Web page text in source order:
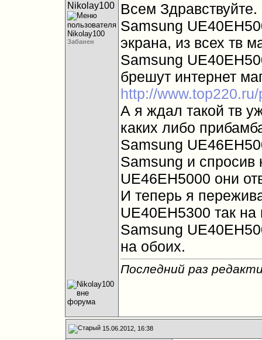
Nikolay100
Забанен
Всем
Samsung
экрана, из всех тв
Samsung
брешут интернет
http://
А я ждал такой тв
каких либо
Samsung
Samsung и спросив
UE46EH5000 они
И теперь я
UE40EH5300 так
Samsung
на обоих.
Последний раз
15.06.2012, 16:38